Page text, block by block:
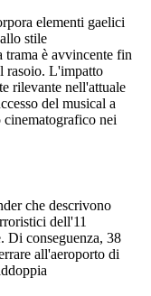
elementi gaelici
stile
trama è avvincente fin
rasoio. L'impatto
rilevante nell'attuale
del musical a
nei
che descrivono
dell'11
Di conseguenza, 38
all'aeroporto di